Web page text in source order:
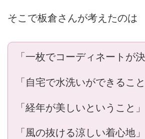
そこで板倉さんが考えたのは
「一枚でコーディネートが
「自宅で水洗いができること
「経年が美しいということ」
「風の抜ける涼しい着心地」